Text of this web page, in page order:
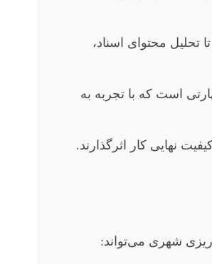
تحلیل محتوای اسناد،
است که با تجربه به
نهایی کار اثرگذارند.
شهری می‌تواند: